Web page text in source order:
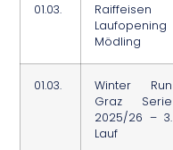
01.03.
Raiffeisen
Laufopening
Mödling
01.03.
Winter Run
Graz Serie
2025/26 – 3.
Lauf